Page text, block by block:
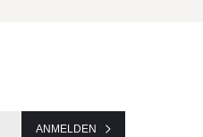
ANMELDEN